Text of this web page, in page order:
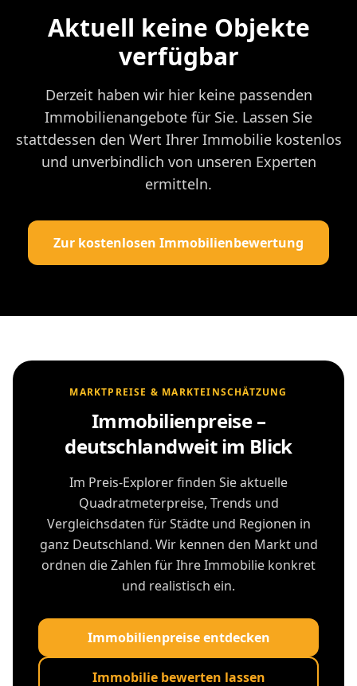
Aktuell keine Objekte
verfügbar
Derzeit haben wir hier keine passenden
Immobilienangebote für Sie. Lassen Sie
stattdessen den Wert Ihrer Immobilie kostenlos
und unverbindlich von unseren Experten
ermitteln.
Zur kostenlosen Immobilienbewertung
MARKTPREISE & MARKTEINSCHÄTZUNG
Immobilienpreise –
deutschlandweit im Blick
Im Preis-Explorer finden Sie aktuelle
Quadratmeterpreise, Trends und
Vergleichsdaten für Städte und Regionen in
ganz Deutschland. Wir kennen den Markt und
ordnen die Zahlen für Ihre Immobilie konkret
und realistisch ein.
Immobilienpreise entdecken
Immobilie bewerten lassen